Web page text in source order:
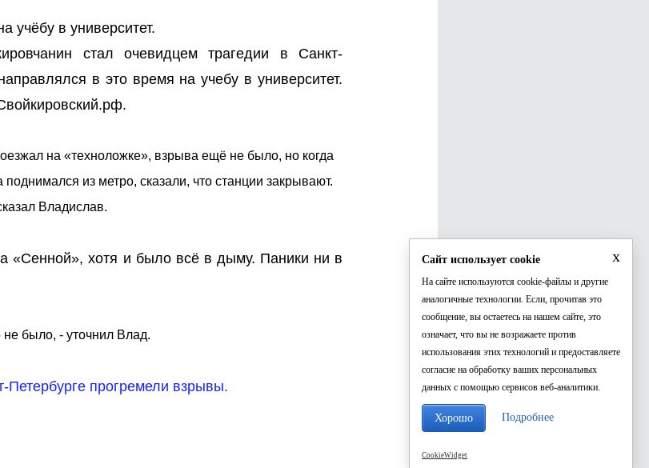
учёбу в университет.
стал очевидцем трагедии в Санкт-
в это время на учебу в университет.
на «техноложке», взрыва ещё не было, но когда
из метро, сказали, что станции закрывают.
Владислав.
«Сенной», хотя и было всё в дыму. Паники ни в
было, - уточнил Влад.
Петербурге прогремели взрывы.
x
Сайт использует cookie
На сайте используются cookie-файлы и другие
аналогичные технологии. Если, прочитав это
сообщение, вы остаетесь на нашем сайте, это
означает, что вы не возражаете против
использования этих технологий и предоставляете
согласие на обработку ваших персональных
данных с помощью сервисов веб-аналитики.
Хорошо Подробнее
CookieWidget